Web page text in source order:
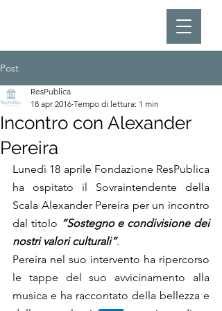
Post
Incontro con Alexander
Pereira
ResPublica
18 apr 2016 Tempo di lettura: 1 min
Lunedì 18 aprile Fondazione ResPublica
ha ospitato il Sovraintendente della
Scala Alexander Pereira per un incontro
dal titolo “Sostegno e condivisione dei
nostri valori culturali”.
Pereira nel suo intervento ha ripercorso
le tappe del suo avvicinamento alla
musica e ha raccontato della bellezza e